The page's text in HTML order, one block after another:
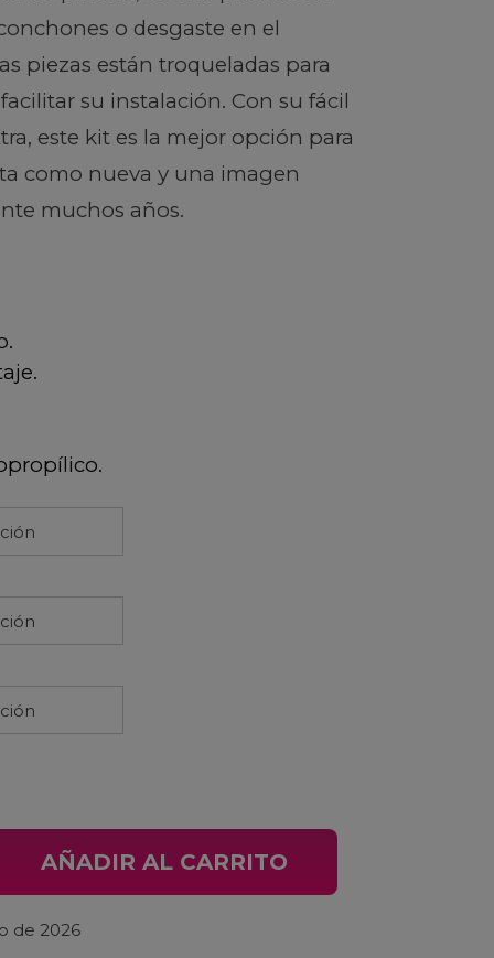
o desgaste en el
piezas están troqueladas para
su instalación. Con su fácil
este kit es la mejor opción para
como nueva y una imagen
muchos años.
BH AtomX Lynx 2024/25 cantidad
AÑADIR AL CARRITO
de 2026